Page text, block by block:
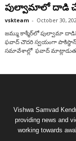
పుల్వామాలో దాడి
vskteam - October 30,
జ‌మ్ము కాశ్మీర్‌లో పుల్వామా
ఫ‌వాద్ చౌద‌రి స్వయంగా పాకిస్థాన్
సమావేశాల్లో ఫ‌వాద్ మాట్లాడుతూ
Vishwa Samvad
providing news and
working towards